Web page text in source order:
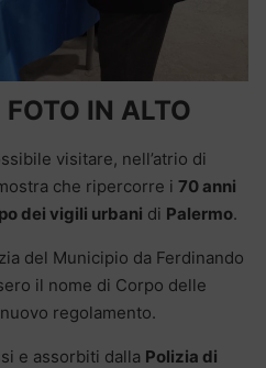
IN ALTO
visitare, nell’atrio di
che ripercorre i 70 anni
dei vigili urbani di Palermo.
del Municipio da Ferdinando
il nome di Corpo delle
regolamento.
e assorbiti dalla Polizia di